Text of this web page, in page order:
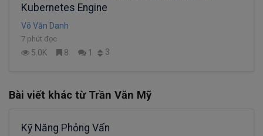
Kubernetes Engine
Võ Văn Danh
7 phút đọc
5.0K 8 1 3
Bài viết khác từ Trần Văn Mỹ
Kỹ Năng Phỏng Vấn